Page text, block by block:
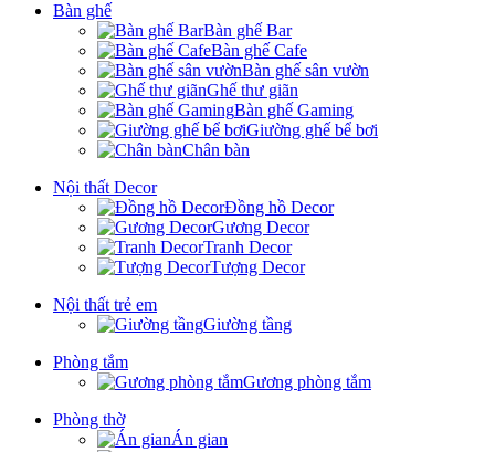
Bàn ghế
Bàn ghế Bar
Bàn ghế Cafe
Bàn ghế sân vườn
Ghế thư giãn
Bàn ghế Gaming
Giường ghế bể bơi
Chân bàn
Nội thất Decor
Đồng hồ Decor
Gương Decor
Tranh Decor
Tượng Decor
Nội thất trẻ em
Giường tầng
Phòng tắm
Gương phòng tắm
Phòng thờ
Án gian